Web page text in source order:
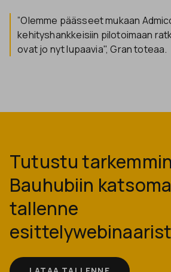
”Olemme päässeet mukaan
kehityshankkeisiin pilotoimaan
ovat jo nyt lupaavia", Gran toteaa.
Tutustu
Bauhubiin
tallenne